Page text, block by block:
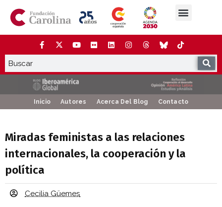
contenido
Inicio Autores Acerca Del Blog Contacto
Miradas feministas a las relaciones
internacionales, la cooperación y la
política
Cecilia Güemes